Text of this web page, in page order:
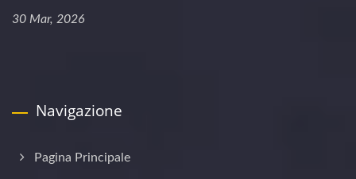
30 Mar, 2026
Navigazione
Pagina Principale